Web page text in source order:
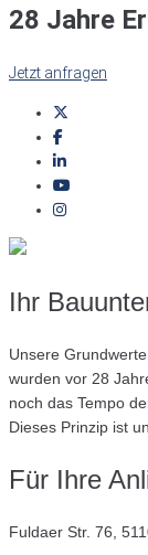
28 Jahre
Jetzt anfragen
Ihr
Unsere
wurden vor 28
noch das Tempo
Dieses Prinzip ist
Für Ihre
Fuldaer Str. 76,